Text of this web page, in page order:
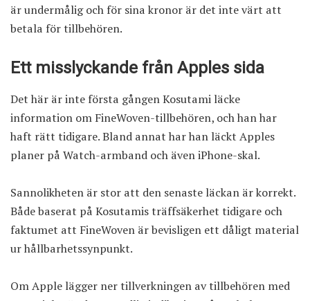
är undermålig och för sina kronor är det inte värt att
betala för tillbehören.
Ett misslyckande från Apples sida
Det här är inte första gången Kosutami läcke
information om FineWoven-tillbehören, och han har
haft rätt tidigare. Bland annat har han läckt Apples
planer på Watch-armband och även iPhone-skal.
Sannolikheten är stor att den senaste läckan är korrekt.
Både baserat på Kosutamis träffsäkerhet tidigare och
faktumet att FineWoven är bevisligen ett dåligt material
ur hållbarhetssynpunkt.
Om Apple lägger ner tillverkningen av tillbehören med